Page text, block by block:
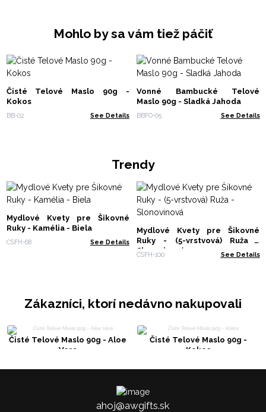
Mohlo by sa vám tiež páčiť
Čisté Telové Maslo 90g -
Kokos
BB-02 See Details
Vonné Bambucké Telové
Maslo 90g - Sladká Jahoda
BBFO-05 See Details
Trendy
Mydlové Kvety pre Šikovné
Ruky - Kamélia - Biela
CSFH-68 See Details
Mydlové Kvety pre Šikovné
Ruky - (5-vrstvová) Ruža -
Slonovinová
CSFH-100 See Details
Zákazníci, ktorí nedávno nakupovali
Čisté Telové Maslo 90g - Aloe
Vera
Čisté Telové Maslo 90g -
Kokos
ahoj@awgifts.sk